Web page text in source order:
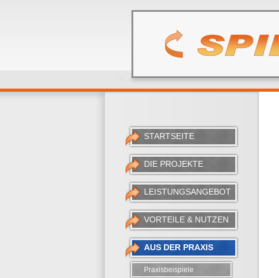
STARTSEITE
DIE PROJEKTE
LEISTUNGSANGEBOT
VORTEILE & NUTZEN
AUS DER PRAXIS
Praxisbeispiele